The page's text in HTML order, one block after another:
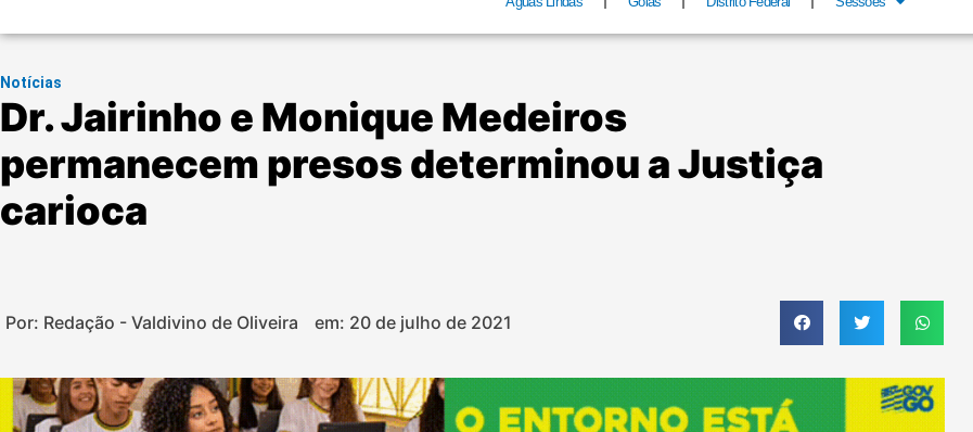
Notícias
Dr. Jairinho e Monique Medeiros
permanecem presos determinou a Justiça
carioca
Por: Redação - Valdivino de Oliveira em: 20 de julho de 2021